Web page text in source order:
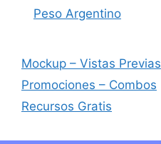
Peso Argentino
Mockup – Vistas Previas
Promociones – Combos
Recursos Gratis